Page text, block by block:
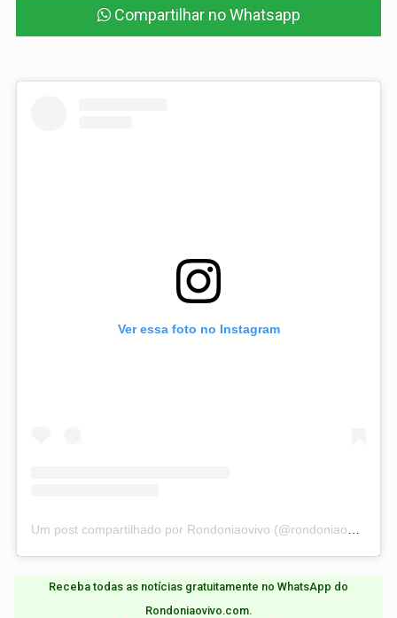
Compartilhar no Whatsapp
Ver essa foto no Instagram
Receba todas as notícias gratuitamente no WhatsApp do
Rondoniaovivo.com.​